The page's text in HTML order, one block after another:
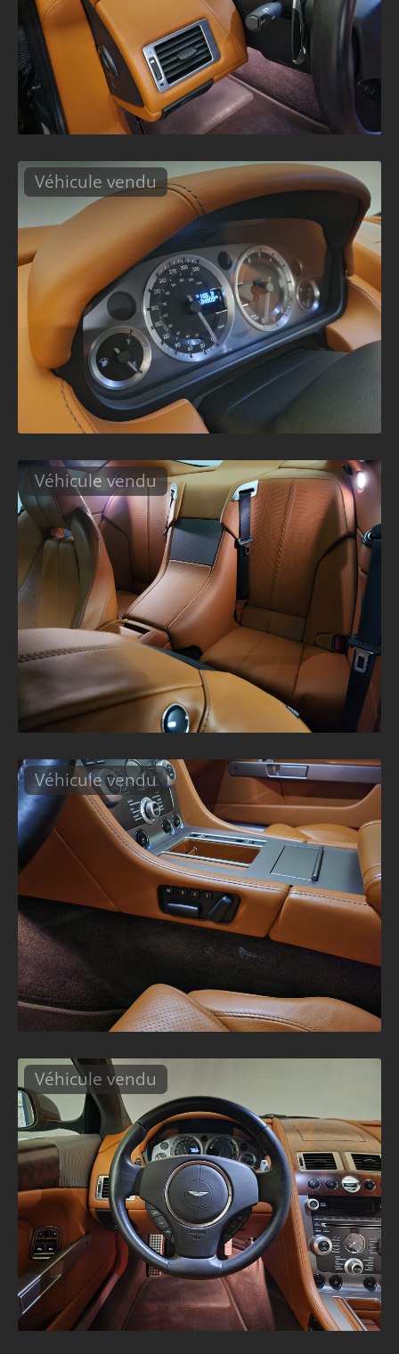
Véhicule vendu
Véhicule vendu
Véhicule vendu
Véhicule vendu